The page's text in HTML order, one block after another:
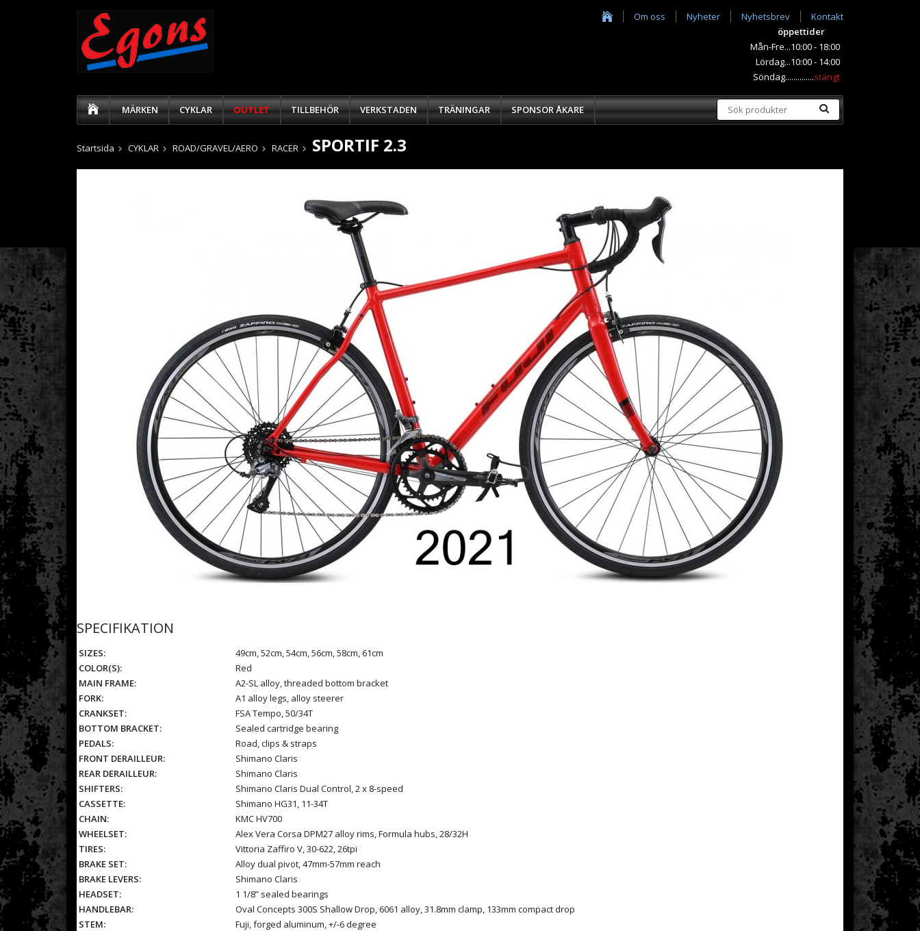
Om oss Nyheter Nyhetsbrev
Kontakt
öppettider
Mån-Fre...10:00 - 18:00
Lördag...10:00 - 14:00
Söndag..............stängt
MÄRKEN CYKLAR OUTLET TILLBEHÖR VERKSTADEN TRÄNINGAR SPONSOR ÅKARE
Startsida CYKLAR ROAD/GRAVEL/AERO RACER SPORTIF 2.3
SPECIFIKATION
SIZES:
49cm, 52cm, 54cm, 56cm, 58cm, 61cm
COLOR(S):
Red
MAIN FRAME:
A2-SL alloy, threaded bottom bracket
FORK:
A1 alloy legs, alloy steerer
CRANKSET:
FSA Tempo, 50/34T
BOTTOM BRACKET:
Sealed cartridge bearing
PEDALS:
Road, clips & straps
FRONT DERAILLEUR:
Shimano Claris
REAR DERAILLEUR:
Shimano Claris
SHIFTERS:
Shimano Claris Dual Control, 2 x 8-speed
CASSETTE:
Shimano HG31, 11-34T
CHAIN:
KMC HV700
WHEELSET:
Alex Vera Corsa DPM27 alloy rims, Formula hubs, 28/32H
TIRES:
Vittoria Zaffiro V, 30-622, 26tpi
BRAKE SET:
Alloy dual pivot, 47mm-57mm reach
BRAKE LEVERS:
Shimano Claris
HEADSET:
1 1/8” sealed bearings
HANDLEBAR:
Oval Concepts 300S Shallow Drop, 6061 alloy, 31.8mm clamp, 133mm compact drop
STEM:
Fuji, forged aluminum, +/-6 degree